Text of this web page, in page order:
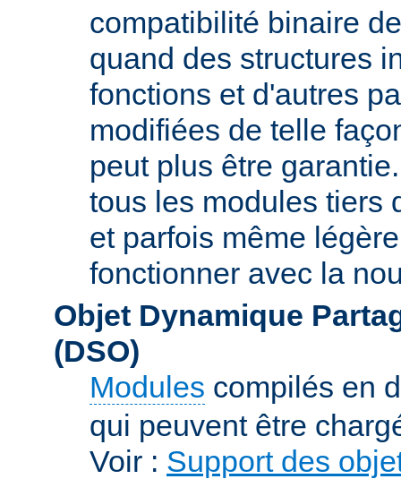
compatibilité binaire
quand des structures
fonctions et d'autres
modifiées de telle
peut plus être
tous les modules tiers
et parfois même
fonctionner avec la
Objet Dynamique
(DSO)
Modules compilés en
qui peuvent être
Voir : Support des